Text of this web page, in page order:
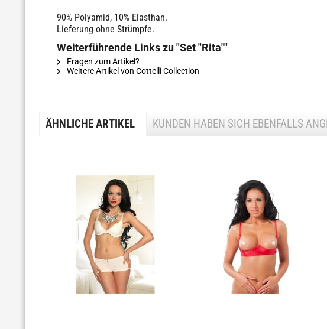
90% Polyamid, 10% Elasthan.
Lieferung ohne Strümpfe.
Weiterführende Links zu "Set "Rita""
Fragen zum Artikel?
Weitere Artikel von Cottelli Collection
ÄHNLICHE ARTIKEL KUNDEN HABEN SICH EBENFALLS